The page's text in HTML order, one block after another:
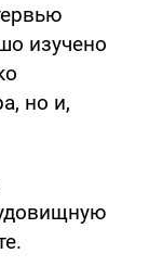
изучено
но и,